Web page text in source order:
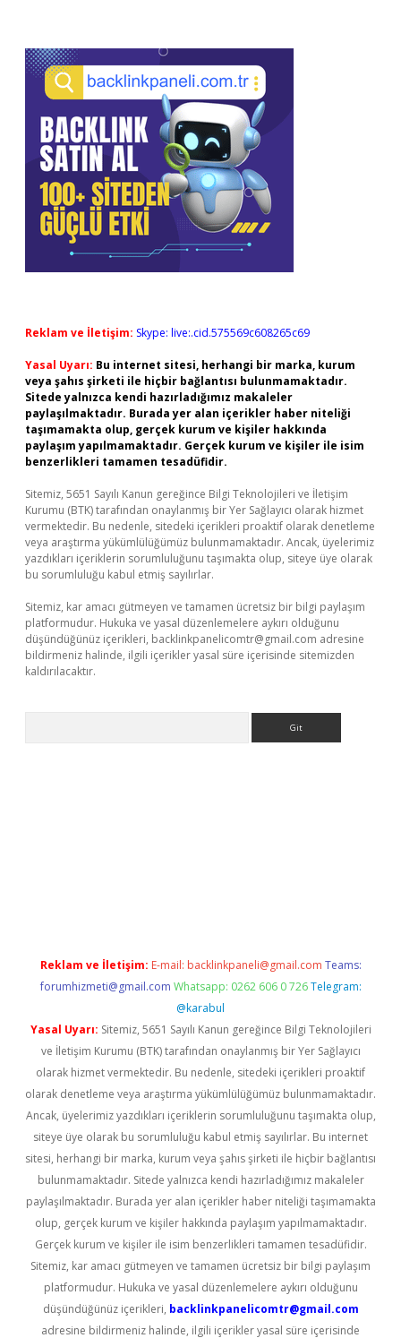
Reklam ve İletişim: Skype: live:.cid.575569c608265c69
Yasal Uyarı: Bu internet sitesi, herhangi bir marka, kurum
veya şahıs şirketi ile hiçbir bağlantısı bulunmamaktadır.
Sitede yalnızca kendi hazırladığımız makaleler
paylaşılmaktadır. Burada yer alan içerikler haber niteliği
taşımamakta olup, gerçek kurum ve kişiler hakkında
paylaşım yapılmamaktadır. Gerçek kurum ve kişiler ile isim
benzerlikleri tamamen tesadüfidir.
Sitemiz, 5651 Sayılı Kanun gereğince Bilgi Teknolojileri ve İletişim
Kurumu (BTK) tarafından onaylanmış bir Yer Sağlayıcı olarak hizmet
vermektedir. Bu nedenle, sitedeki içerikleri proaktif olarak denetleme
veya araştırma yükümlülüğümüz bulunmamaktadır. Ancak, üyelerimiz
yazdıkları içeriklerin sorumluluğunu taşımakta olup, siteye üye olarak
bu sorumluluğu kabul etmiş sayılırlar.
Sitemiz, kar amacı gütmeyen ve tamamen ücretsiz bir bilgi paylaşım
platformudur. Hukuka ve yasal düzenlemelere aykırı olduğunu
düşündüğünüz içerikleri, backlinkpanelicomtr@gmail.com adresine
bildirmeniz halinde, ilgili içerikler yasal süre içerisinde sitemizden
kaldırılacaktır.
Reklam ve İletişim: E-mail: backlinkpaneli@gmail.com Teams:
forumhizmeti@gmail.com Whatsapp: 0262 606 0 726 Telegram:
@karabul
Yasal Uyarı: Sitemiz, 5651 Sayılı Kanun gereğince Bilgi Teknolojileri
ve İletişim Kurumu (BTK) tarafından onaylanmış bir Yer Sağlayıcı
olarak hizmet vermektedir. Bu nedenle, sitedeki içerikleri proaktif
olarak denetleme veya araştırma yükümlülüğümüz bulunmamaktadır.
Ancak, üyelerimiz yazdıkları içeriklerin sorumluluğunu taşımakta olup,
siteye üye olarak bu sorumluluğu kabul etmiş sayılırlar. Bu internet
sitesi, herhangi bir marka, kurum veya şahıs şirketi ile hiçbir bağlantısı
bulunmamaktadır. Sitede yalnızca kendi hazırladığımız makaleler
paylaşılmaktadır. Burada yer alan içerikler haber niteliği taşımamakta
olup, gerçek kurum ve kişiler hakkında paylaşım yapılmamaktadır.
Gerçek kurum ve kişiler ile isim benzerlikleri tamamen tesadüfidir.
Sitemiz, kar amacı gütmeyen ve tamamen ücretsiz bir bilgi paylaşım
platformudur. Hukuka ve yasal düzenlemelere aykırı olduğunu
düşündüğünüz içerikleri, backlinkpanelicomtr@gmail.com
adresine bildirmeniz halinde, ilgili içerikler yasal süre içerisinde